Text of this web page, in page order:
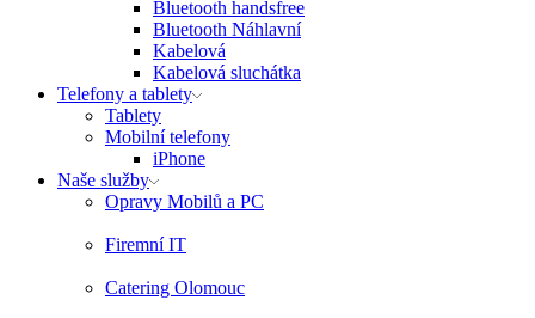
Bluetooth handsfree
Bluetooth Náhlavní
Kabelová
Kabelová sluchátka
Telefony a tablety
Tablety
Mobilní telefony
iPhone
Naše služby
Opravy Mobilů a PC
Firemní IT
Catering Olomouc